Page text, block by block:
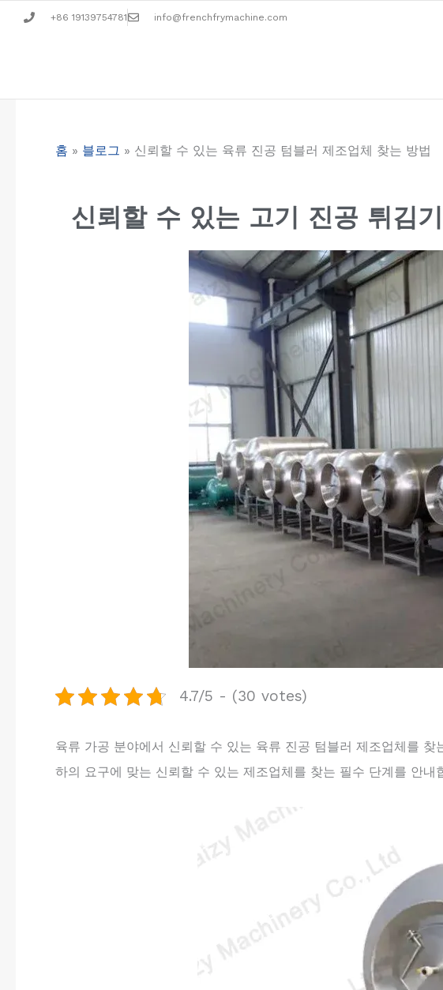
건
+86 19139754781 info@frenchfrymachine.com
홈 » 블로그 » 신뢰할 수 있는 육류 진공 텀블러 제조업체 찾는 방법
신뢰할 수 있는 고기 진공 튀김
4.7/5 - (30 votes)
육류 가공 분야에서 신뢰할 수 있는 육류 진공 텀블러 제조업체를
하의 요구에 맞는 신뢰할 수 있는 제조업체를 찾는 필수 단계를 안내